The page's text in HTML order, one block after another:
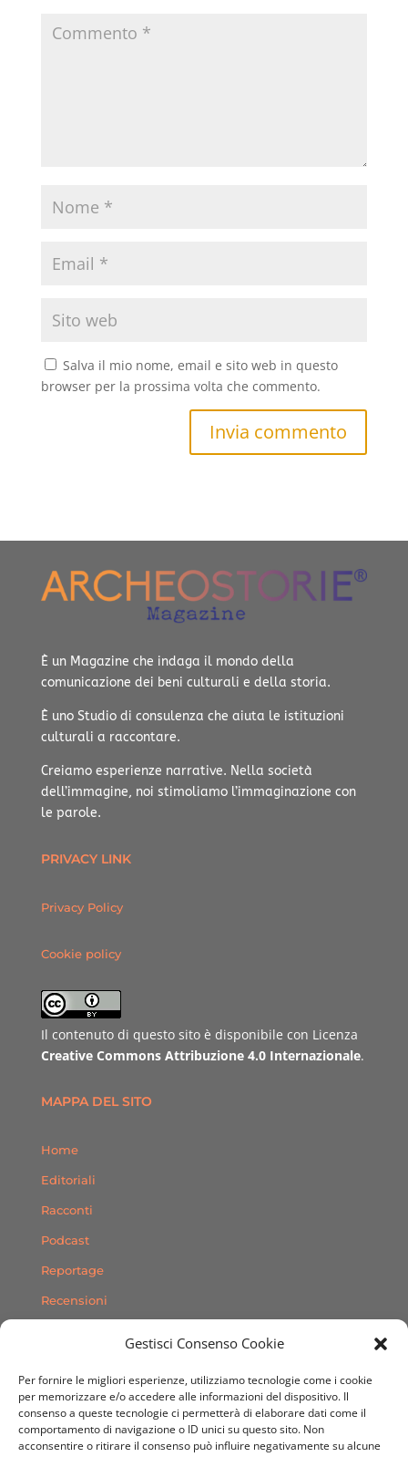
Gestisci Consenso Cookie
Per fornire le migliori esperienze, utilizziamo tecnologie come i cookie
per memorizzare e/o accedere alle informazioni del dispositivo. Il
consenso a queste tecnologie ci permetterà di elaborare dati come il
comportamento di navigazione o ID unici su questo sito. Non
acconsentire o ritirare il consenso può influire negativamente su alcune
Salva il mio nome, email e sito web in questo
browser per la prossima volta che commento.
Invia commento
È un Magazine che indaga il mondo della
comunicazione dei beni culturali e della storia.
È uno Studio di consulenza che aiuta le istituzioni
culturali a raccontare.
Creiamo esperienze narrative. Nella società
dell’immagine, noi stimoliamo l’immaginazione con
le parole.
PRIVACY LINK
Privacy Policy
Cookie policy
Il contenuto di questo sito è disponibile con Licenza
Creative Commons Attribuzione 4.0 Internazionale.
MAPPA DEL SITO
Home
Editoriali
Racconti
Podcast
Reportage
Recensioni
Contatti
SEGUICI SUI SOCIAL